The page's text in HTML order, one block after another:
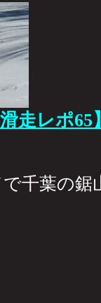
走レポ65
千葉の鋸